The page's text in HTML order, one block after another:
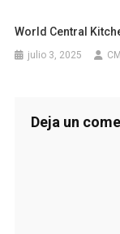
World Central
julio 3, 2025
Deja un